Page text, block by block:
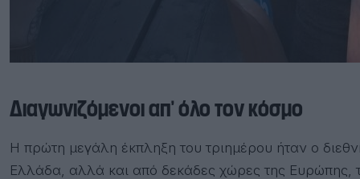
Διαγωνιζόμενοι απ’ όλο τον κόσμο
Η πρώτη μεγάλη έκπληξη του τριημέρου ήταν ο
Ελλάδα, αλλά και από δεκάδες χώρες της Ευρώπης,